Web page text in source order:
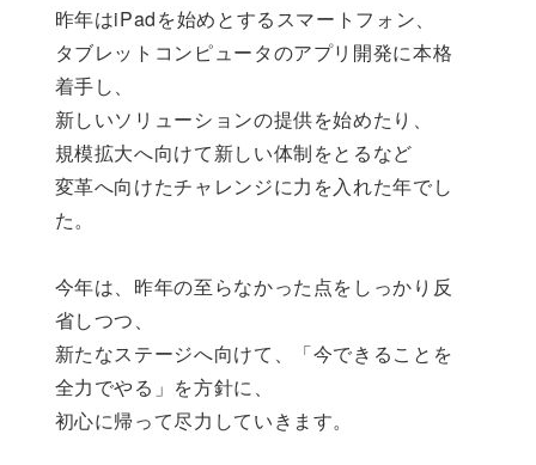
昨年はiPadを始めとするスマートフォン、
タブレットコンピュータのアプリ開発に本格
着手し、
新しいソリューションの提供を始めたり、
規模拡大へ向けて新しい体制をとるなど
変革へ向けたチャレンジに力を入れた年でし
た。
今年は、昨年の至らなかった点をしっかり反
省しつつ、
新たなステージへ向けて、「今できることを
全力でやる」を方針に、
初心に帰って尽力していきます。